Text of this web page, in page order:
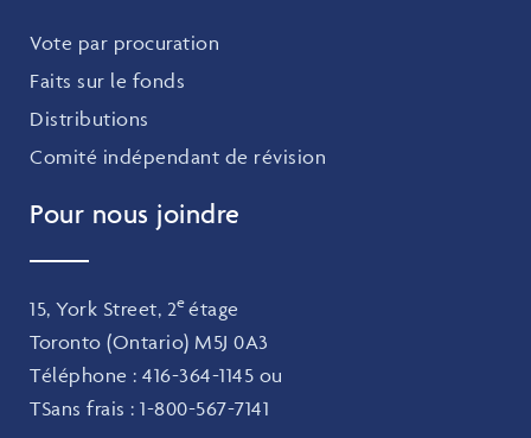
Vote par procuration
Faits sur le fonds
Distributions
Comité indépendant de révision
Pour nous joindre
15, York Street, 2eétage
Toronto (Ontario) M5J 0A3
Téléphone : 416-364-1145 ou
TSans frais : 1-800-567-7141